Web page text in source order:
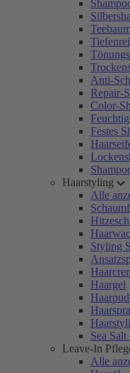
Anti-
Repair-
Color-
Festes
Haarstyling
Alle
Styling
Haargel
Sea Salt
Leave-In
Alle